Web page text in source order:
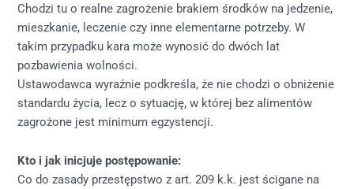
Chodzi tu o realne zagrożenie brakiem środków na jedzenie,
mieszkanie, leczenie czy inne elementarne potrzeby. W
takim przypadku kara może wynosić do dwóch lat
pozbawienia wolności.
Ustawodawca wyraźnie podkreśla, że nie chodzi o obniżenie
standardu życia, lecz o sytuację, w której bez alimentów
zagrożone jest minimum egzystencji.
Kto i jak inicjuje postępowanie:
Co do zasady przestępstwo z art. 209 k.k. jest ścigane na